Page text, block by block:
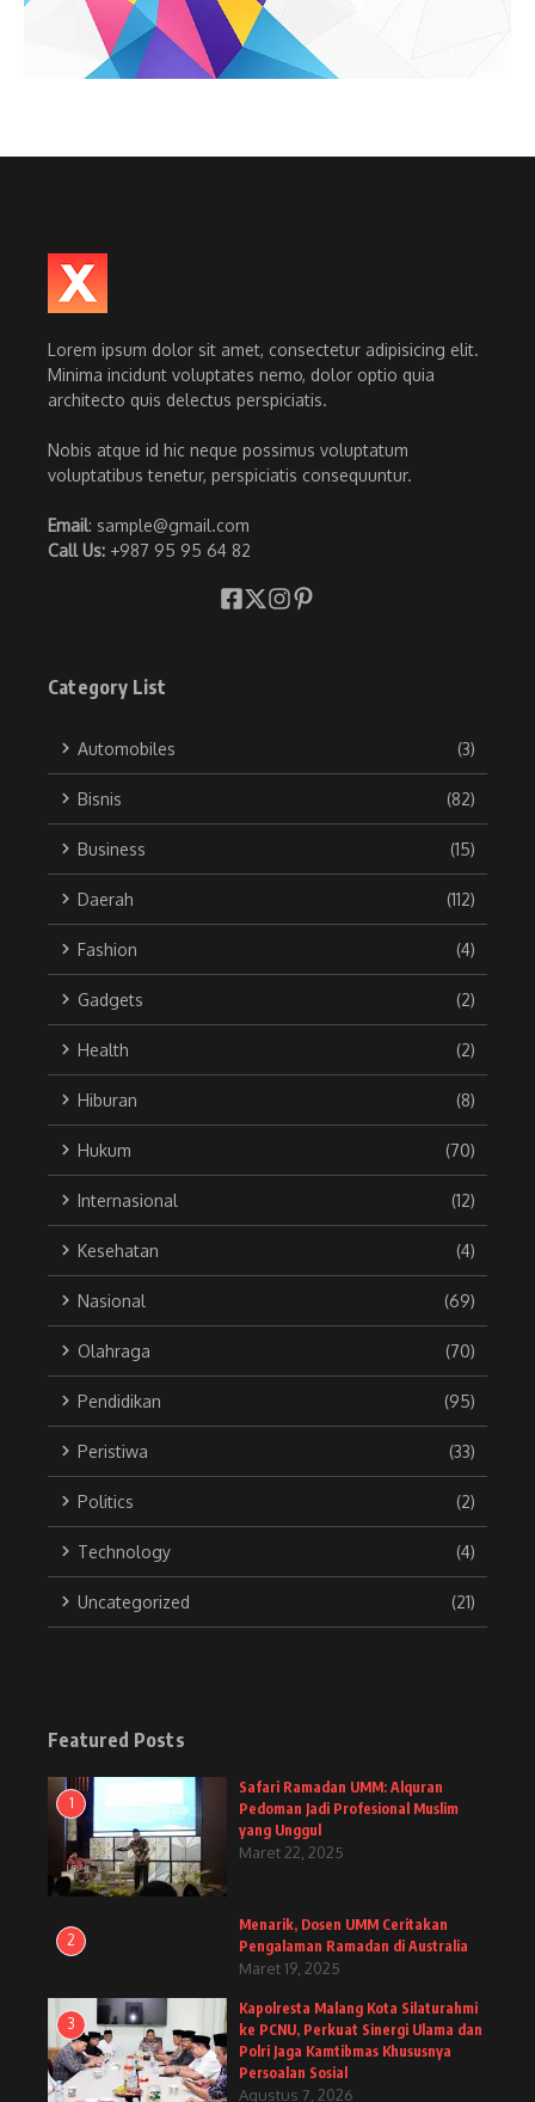
Lorem ipsum dolor sit amet, consectetur adipisicing elit.
Minima incidunt voluptates nemo, dolor optio quia
architecto quis delectus perspiciatis.
Nobis atque id hic neque possimus voluptatum
voluptatibus tenetur, perspiciatis consequuntur.
Email: sample@gmail.com
Call Us: +987 95 95 64 82
Category List
Automobiles (3)
Bisnis (82)
Business (15)
Daerah (112)
Fashion (4)
Gadgets (2)
Health (2)
Hiburan (8)
Hukum (70)
Internasional (12)
Kesehatan (4)
Nasional (69)
Olahraga (70)
Pendidikan (95)
Peristiwa (33)
Politics (2)
Technology (4)
Uncategorized (21)
Featured Posts
1
Safari Ramadan UMM: Alquran
Pedoman Jadi Profesional Muslim
yang Unggul
Maret 22, 2025
2
Menarik, Dosen UMM Ceritakan
Pengalaman Ramadan di Australia
Maret 19, 2025
3
Kapolresta Malang Kota Silaturahmi
ke PCNU, Perkuat Sinergi Ulama dan
Polri Jaga Kamtibmas Khususnya
Persoalan Sosial
Agustus 7, 2026